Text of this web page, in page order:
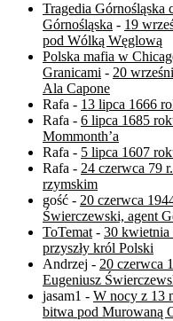
Tragedia Górnośląska
Górnośląska - 19
pod Wólką Węglową
Polska mafia w
Granicami - 20
Ala Capone
Rafa - 13 lipca 1666
Rafa - 6 lipca 1685
Mommonth’a
Rafa - 5 lipca 1607
Rafa - 24 czerwca 79
rzymskim
gość - 20 czerwca
Świerczewski, agent
ToTemat - 30 kwietnia
przyszły król Polski
Andrzej - 20 czerwca
Eugeniusz
jasam1 - W nocy z 13
bitwa pod Murowaną